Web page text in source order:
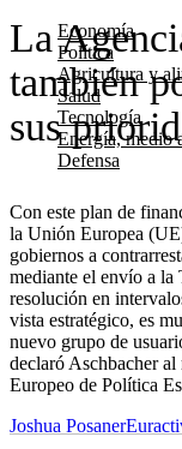
Economía
Política
Agricultura y
Salud
Tecnología
Energía, medio
Defensa
La
también
sus
Con este plan de
la Unión Europea
gobiernos a
mediante el envío a la
resolución en
vista estratégico, es
nuevo grupo de
declaró Aschbacher
Europeo de Política
Joshua Posaner